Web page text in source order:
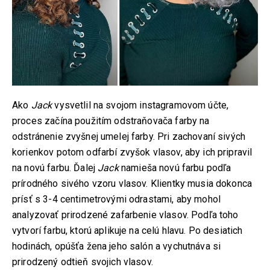
Ako Jackvysvetlil na svojom instagramovom účte,
proces začína použitím odstraňovača farby na
odstránenie zvyšnej umelej farby. Pri zachovaní sivých
korienkov potom odfarbí zvyšok vlasov, aby ich pripravil
na novú farbu. Ďalej Jacknamieša novú farbu podľa
prírodného sivého vzoru vlasov. Klientky musia dokonca
prísť s 3-4 centimetrovými odrastami, aby mohol
analyzovať prirodzené zafarbenie vlasov. Podľa toho
vytvorí farbu, ktorú aplikuje na celú hlavu. Po desiatich
hodinách, opúšťa žena jeho salón a vychutnáva si
prirodzený odtieň svojich vlasov.